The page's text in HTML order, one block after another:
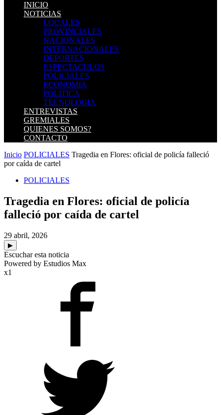
INICIO
NOTICIAS
LOCALES
PROVINCIALES
NACIONALES
INTERNACIONALES
DEPORTES
ESPECTACULOS
POLICIALES
ECONOMIA
POLITICA
TECNOLOGIA
ENTREVISTAS
GREMIALES
QUIENES SOMOS?
CONTACTO
Inicio POLICIALES Tragedia en Flores: oficial de policía falleció
por caída de cartel
POLICIALES
Tragedia en Flores: oficial de policía
falleció por caída de cartel
29 abril, 2026
▶
Escuchar esta noticia
Powered by Estudios Max
x1